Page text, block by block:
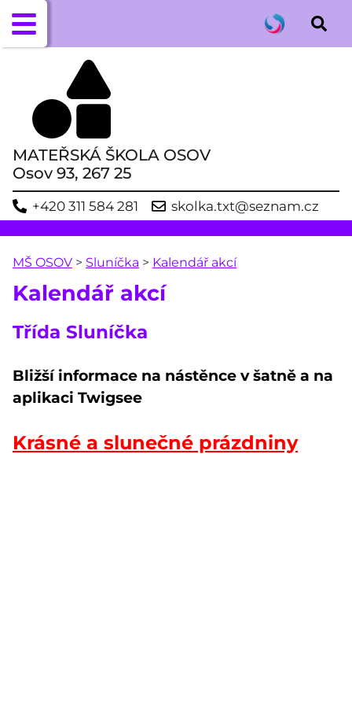
MATEŘSKÁ ŠKOLA OSOV
Osov 93, 267 25
+420 311 584 281 skolka.txt@seznam.cz
MŠ OSOV > Sluníčka > Kalendář akcí
Kalendář akcí
Třída Sluníčka
Bližší informace na nástěnce v šatně a na
aplikaci Twigsee
Krásné a slunečné prázdniny